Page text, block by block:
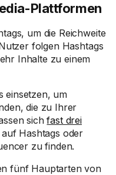
Plattformen
um die Reichweite
folgen Hashtags
Inhalte zu einem
einsetzen, um
die zu Ihrer
sichfast drei
auf Hashtags oder
zu finden.
fünf Hauptarten von